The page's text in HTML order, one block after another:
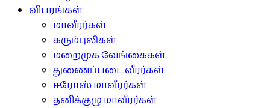
விபரங்கள்
மாவீரர்கள்
கரும்புலிகள்
மறைமுக வேங்கைகள்
துணைப்படை வீரர்கள்
ஈரோஸ் மாவீரர்கள்
தனிக்குழு மாவீரர்கள்